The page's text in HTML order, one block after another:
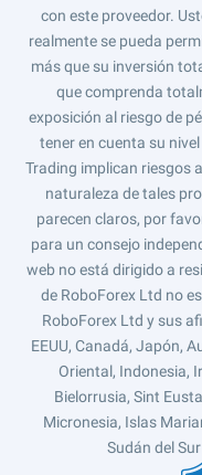
con este proveedor.
realmente se pueda
más que su inversión
que comprenda
exposición al riesgo de
tener en cuenta su
Trading implican riesgos
naturaleza de tales
parecen claros, por
para un consejo
web no está dirigido a
de RoboForex Ltd no
RoboForex Ltd y sus
EEUU, Canadá, Japón,
Oriental, Indonesia,
Bielorrusia, Sint
Micronesia, Islas
Sudán del